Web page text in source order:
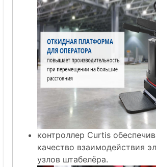
контроллер Curtis
качество взаимодействия
узлов штабелёра.